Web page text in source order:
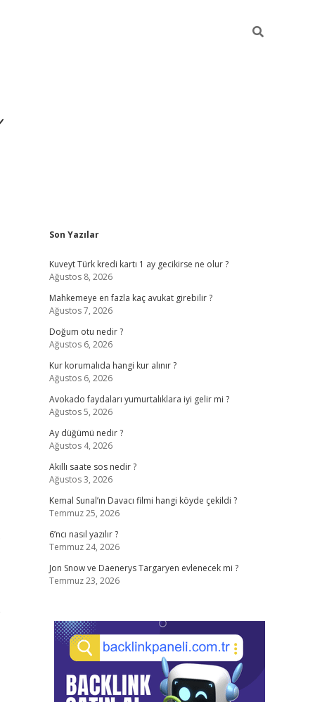
Sidebar
Son Yazılar
Kuveyt Türk kredi kartı 1 ay gecikirse ne olur ?
Ağustos 8, 2026
Mahkemeye en fazla kaç avukat girebilir ?
Ağustos 7, 2026
Doğum otu nedir ?
Ağustos 6, 2026
Kur korumalıda hangi kur alınır ?
Ağustos 6, 2026
Avokado faydaları yumurtalıklara iyi gelir mi ?
Ağustos 5, 2026
Ay düğümü nedir ?
Ağustos 4, 2026
Akıllı saate sos nedir ?
Ağustos 3, 2026
Kemal Sunal’ın Davacı filmi hangi köyde çekildi ?
Temmuz 25, 2026
6’ncı nasıl yazılır ?
Temmuz 24, 2026
Jon Snow ve Daenerys Targaryen evlenecek mi ?
Temmuz 23, 2026
betcivdcasino giriş